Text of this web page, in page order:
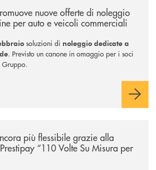
nuove offerte di noleggio
per auto e veicoli commerciali
soluzioni di noleggio dedicate a
. Previsto un canone in omaggio per i soci
Gruppo.
più flessibile grazie alla
“110 Volte Su Misura per